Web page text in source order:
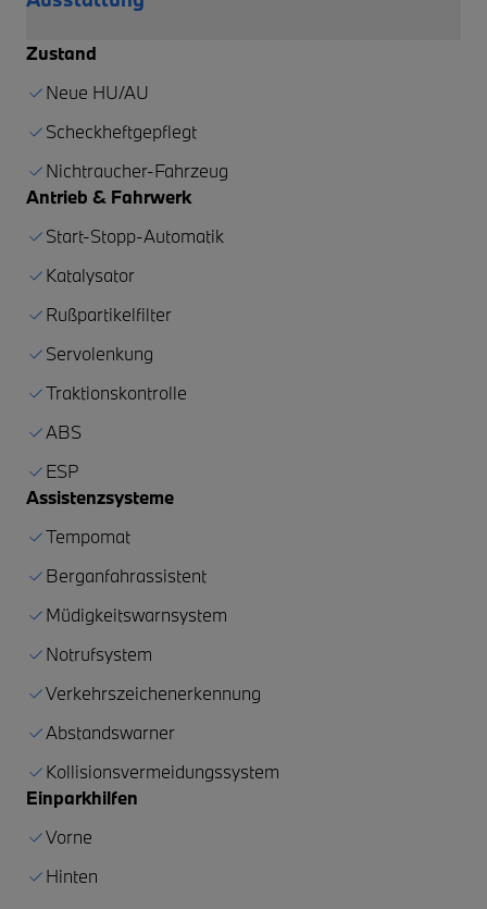
Zustand
Neue HU/AU
Scheckheftgepflegt
Nichtraucher-Fahrzeug
Antrieb & Fahrwerk
Start-Stopp-Automatik
Katalysator
Rußpartikelfilter
Servolenkung
Traktionskontrolle
ABS
ESP
Assistenzsysteme
Tempomat
Berganfahrassistent
Müdigkeitswarnsystem
Notrufsystem
Verkehrszeichenerkennung
Abstandswarner
Kollisionsvermeidungssystem
Einparkhilfen
Vorne
Hinten